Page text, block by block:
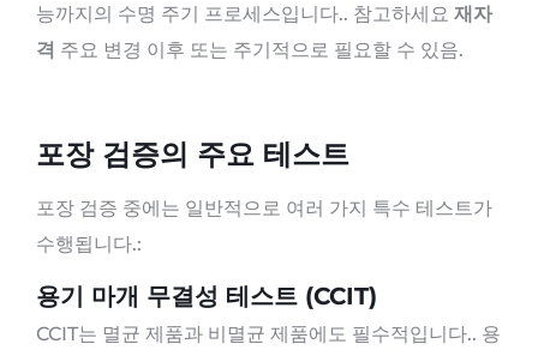
능까지의 수명 주기 프로세스입니다.. 참고하세요 재자
격 주요 변경 이후 또는 주기적으로 필요할 수 있음.
포장 검증의 주요 테스트
포장 검증 중에는 일반적으로 여러 가지 특수 테스트가
수행됩니다.:
용기 마개 무결성 테스트 (CCIT)
CCIT는 멸균 제품과 비멸균 제품에도 필수적입니다.. 용